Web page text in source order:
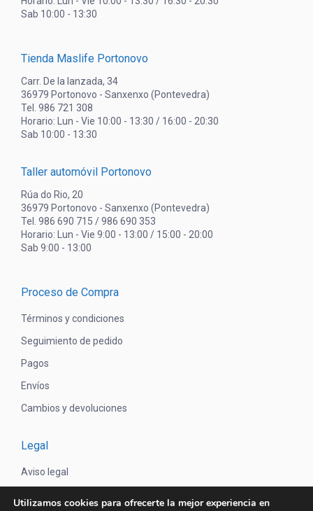
Sab 10:00 - 13:30
Tienda Maslife Portonovo
Carr. De la lanzada, 34
36979 Portonovo - Sanxenxo (Pontevedra)
Tel. 986 721 308
Horario: Lun - Vie 10:00 - 13:30 / 16:00 - 20:30
Sab 10:00 - 13:30
Taller automóvil Portonovo
Rúa do Rio, 20
36979 Portonovo - Sanxenxo (Pontevedra)
Tel. 986 690 715 / 986 690 353
Horario: Lun - Vie 9:00 - 13:00 / 15:00 - 20:00
Sab 9:00 - 13:00
Proceso de Compra
Términos y condiciones
Seguimiento de pedido
Pagos
Envíos
Cambios y devoluciones
Legal
Aviso legal
Utilizamos cookies para ofrecerte la mejor experiencia en